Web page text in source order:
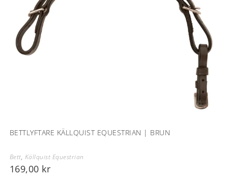
BETTLYFTARE KÄLLQUIST EQUESTRIAN | BRUN
Bett, Källquist Equestrian
169,00 kr